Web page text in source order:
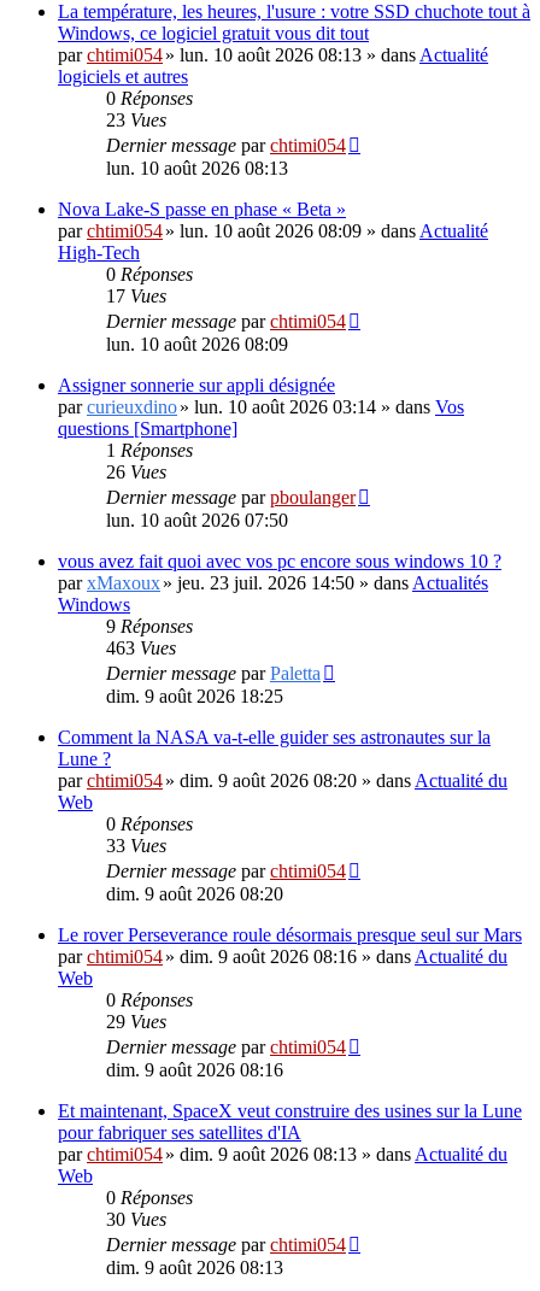
La température, les heures, l'usure : votre SSD chuchote tout à
Windows, ce logiciel gratuit vous dit tout
parchtimi054» lun. 10 août 2026 08:13 » dans Actualité
logiciels et autres
0 Réponses
23 Vues
Dernier message parchtimi054
lun. 10 août 2026 08:13
Nova Lake-S passe en phase « Beta »
parchtimi054» lun. 10 août 2026 08:09 » dans Actualité
High-Tech
0 Réponses
17 Vues
Dernier message parchtimi054
lun. 10 août 2026 08:09
Assigner sonnerie sur appli désignée
parcurieuxdino» lun. 10 août 2026 03:14 » dans Vos
questions [Smartphone]
1 Réponses
26 Vues
Dernier message parpboulanger
lun. 10 août 2026 07:50
vous avez fait quoi avec vos pc encore sous windows 10 ?
parxMaxoux» jeu. 23 juil. 2026 14:50 » dans Actualités
Windows
9 Réponses
463 Vues
Dernier message parPaletta
dim. 9 août 2026 18:25
Comment la NASA va-t-elle guider ses astronautes sur la
Lune ?
parchtimi054» dim. 9 août 2026 08:20 » dans Actualité du
Web
0 Réponses
33 Vues
Dernier message parchtimi054
dim. 9 août 2026 08:20
Le rover Perseverance roule désormais presque seul sur Mars
parchtimi054» dim. 9 août 2026 08:16 » dans Actualité du
Web
0 Réponses
29 Vues
Dernier message parchtimi054
dim. 9 août 2026 08:16
Et maintenant, SpaceX veut construire des usines sur la Lune
pour fabriquer ses satellites d'IA
parchtimi054» dim. 9 août 2026 08:13 » dans Actualité du
Web
0 Réponses
30 Vues
Dernier message parchtimi054
dim. 9 août 2026 08:13